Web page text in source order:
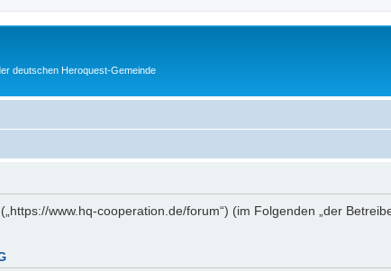
deutschen Heroquest-Gemeinde
www.hq-cooperation.de/forum“) (im Folgenden „der